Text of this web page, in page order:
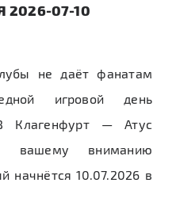
07-10
не даёт фанатам
игровой день
Клагенфурт — Атус
вашему вниманию
начнётся 10.07.2026 в